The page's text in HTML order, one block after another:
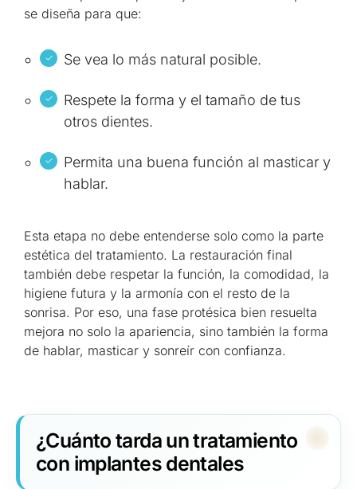
se diseña para que:
Se vea lo más natural posible.
Respete la forma y el tamaño de tus
otros dientes.
Permita una buena función al masticar y
hablar.
Esta etapa no debe entenderse solo como la parte
estética del tratamiento. La restauración final
también debe respetar la función, la comodidad, la
higiene futura y la armonía con el resto de la
sonrisa. Por eso, una fase protésica bien resuelta
mejora no solo la apariencia, sino también la forma
de hablar, masticar y sonreír con confianza.
¿Cuánto tarda un tratamiento
con implantes dentales